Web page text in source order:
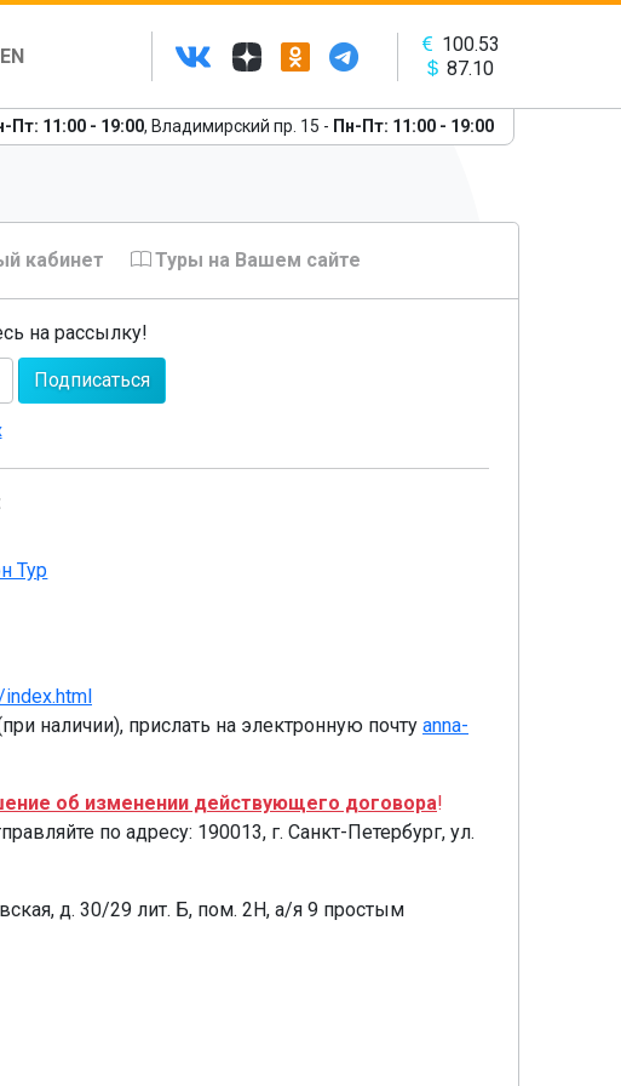
EN
100.53
87.10
Пт: 11:00 - 19:00, Владимирский пр. 15 - Пн-Пт: 11:00 - 19:00
кабинет Туры на Вашем сайте
на рассылку!
Подписаться
Тур
наличии), прислать на электронную почту anna-
об изменении действующего договора!
по адресу: 190013, г. Санкт-Петербург, ул.
д. 30/29 лит. Б, пом. 2Н, а/я 9 простым